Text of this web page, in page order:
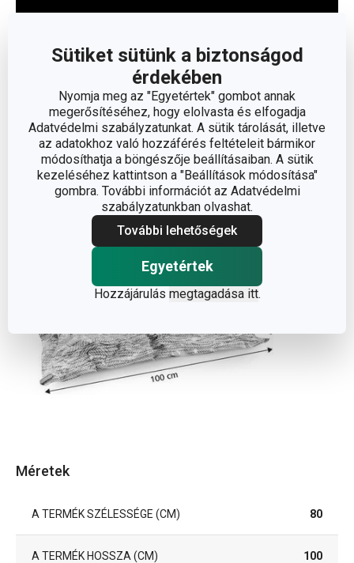
Sütiket sütünk a biztonságod
érdekében
Nyomja meg az "Egyetértek" gombot annak
megerősítéséhez, hogy elolvasta és elfogadja
Adatvédelmi szabályzatunkat. A sütik tárolását, illetve
az adatokhoz való hozzáférés feltételeit bármikor
módosíthatja a böngészője beállításaiban. A sütik
kezeléséhez kattintson a "Beállítások módosítása"
gombra. További információt az Adatvédelmi
szabályzatunkban olvashat.
További lehetőségek
Egyetértek
Hozzájárulás megtagadása itt.
Olvasson kevesebbet
Méretek
A TERMÉK SZÉLESSÉGE (CM) 80
A TERMÉK HOSSZA (CM) 100